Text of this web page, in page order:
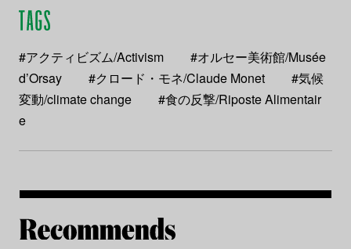
#アクティビズム/Activism
#オルセー美術館/Musée
d’Orsay
#クロード・モネ/Claude Monet
#気候
変動/climate change
#食の反撃/Riposte Alimentair
e